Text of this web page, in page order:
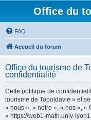
Office du
FAQ
Accueil du forum
Office du tourisme de
confidentialité
Cette politique de
tourisme de Topoldavie » et
« nous », « notre », « nos », «
« https://web1-math.univ-